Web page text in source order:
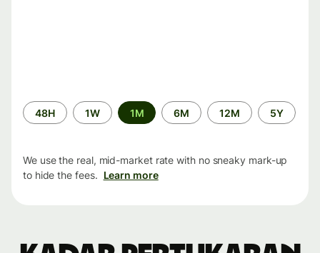
Time
period
48H 1W 1M 6M 12M 5Y
We use the real, mid-market rate with no sneaky mark-up
to hide the fees. Learn more